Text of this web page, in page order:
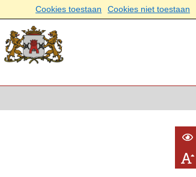
Cookies toestaan Cookies niet toestaan